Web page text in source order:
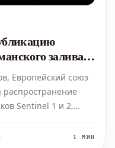
залива
Европейский союз
распространение
Sentinel 1 и 2,
в интересах
1 МИН